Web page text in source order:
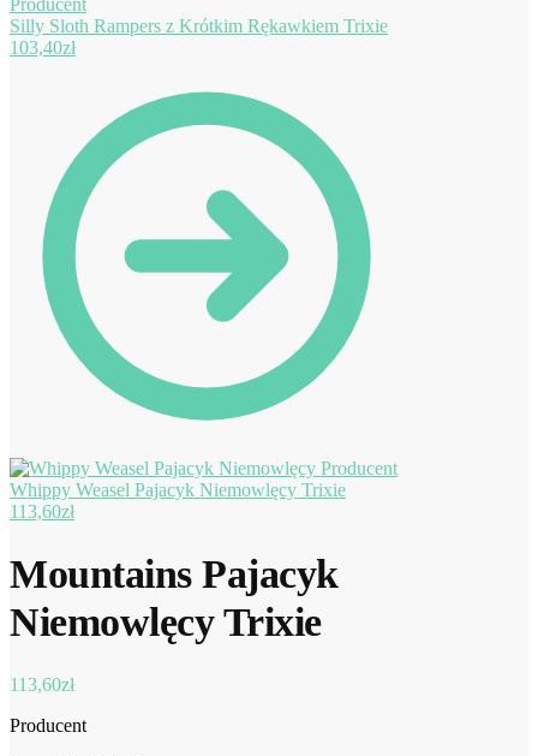
Silly Sloth Rampers z Krótkim Rękawkiem Trixie
103,40zł
Whippy Weasel Pajacyk Niemowlęcy Trixie
113,60zł
Mountains Pajacyk
Niemowlęcy Trixie
113,60zł
Producent